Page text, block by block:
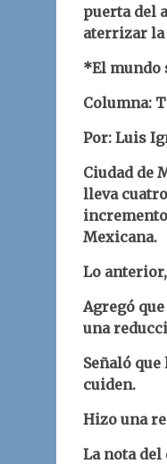
puerta del
aterrizar
*El mundo
Columna:
Por: Luis
Ciudad de
lleva
incremento
Mexicana.
Lo
Agregó
una
Señaló
cuiden.
Hizo una
La nota